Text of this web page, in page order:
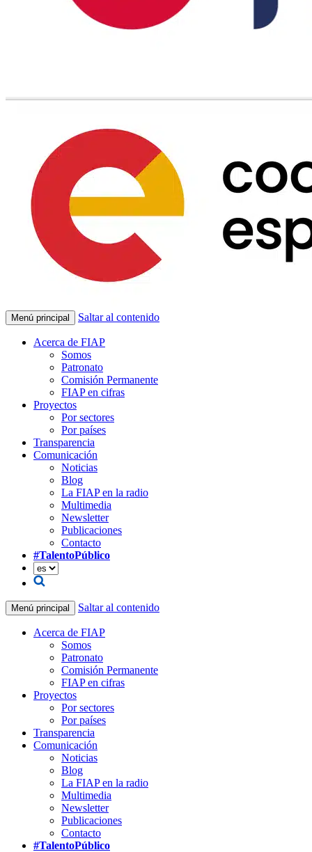
Menú principal Saltar al contenido
Acerca de FIAP
Somos
Patronato
Comisión Permanente
FIAP en cifras
Proyectos
Por sectores
Por países
Transparencia
Comunicación
Noticias
Blog
La FIAP en la radio
Multimedia
Newsletter
Publicaciones
Contacto
#TalentoPúblico
Menú principal Saltar al contenido
Acerca de FIAP
Somos
Patronato
Comisión Permanente
FIAP en cifras
Proyectos
Por sectores
Por países
Transparencia
Comunicación
Noticias
Blog
La FIAP en la radio
Multimedia
Newsletter
Publicaciones
Contacto
#TalentoPúblico